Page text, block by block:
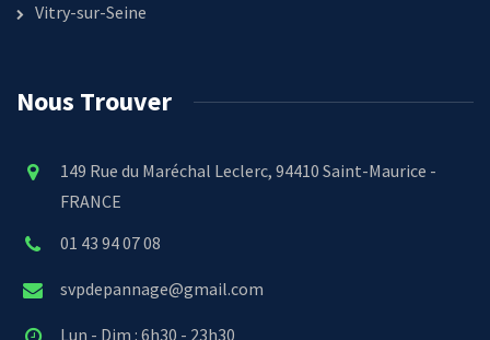
Vitry-sur-Seine
Nous Trouver
149 Rue du Maréchal Leclerc, 94410 Saint-Maurice -
FRANCE
01 43 94 07 08
svpdepannage@gmail.com
Lun - Dim : 6h30 - 23h30